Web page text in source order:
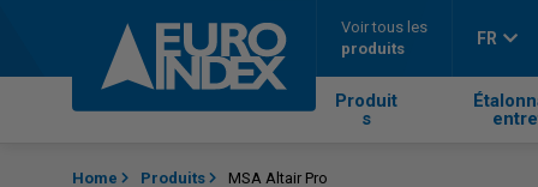
Voir tous les
produits
FR
Produit
s
Home Produits MSA Altair Pro